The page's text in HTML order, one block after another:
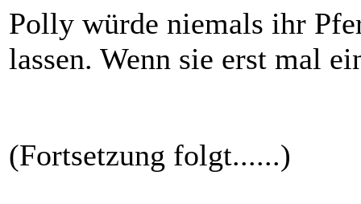
Polly würde niemals ihr
lassen. Wenn sie erst mal
(Fortsetzung folgt......)